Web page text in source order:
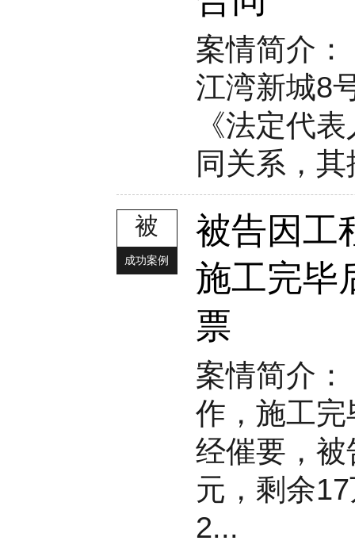
案情简介
江湾新城8
《法定代
同关系，
被
成功案例
被告因工
施工完毕
票
案情简介
作，施工
经催要，
元，剩余
2...